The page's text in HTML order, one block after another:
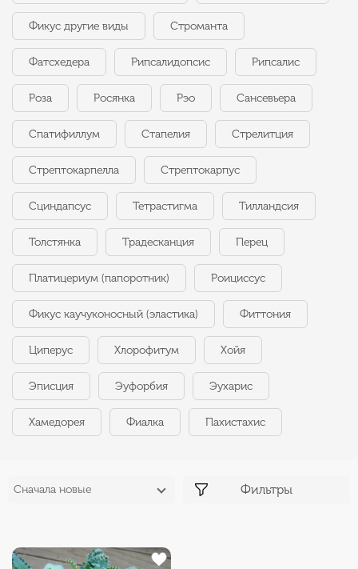
Фикус другие виды Строманта
Фатсхедера Рипсалидопсис Рипсалис
Роза Росянка Рэо Сансевьера
Спатифиллум Стапелия Стрелитция
Стрептокарпелла Стрептокарпус
Сциндапсус Тетрастигма Тилландсия
Толстянка Традесканция Перец
Платицериум (папоротник) Роициссус
Фикус каучуконосный (эластика) Фиттония
Циперус Хлорофитум Хойя
Эписция Эуфорбия Эухарис
Хамедорея Фиалка Пахистахис
Сначала новые Фильтры